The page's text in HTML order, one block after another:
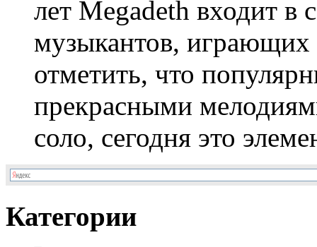
лет Megadeth входит
музыкантов,
отметить, что
прекрасными
соло, сегодня это
Категории